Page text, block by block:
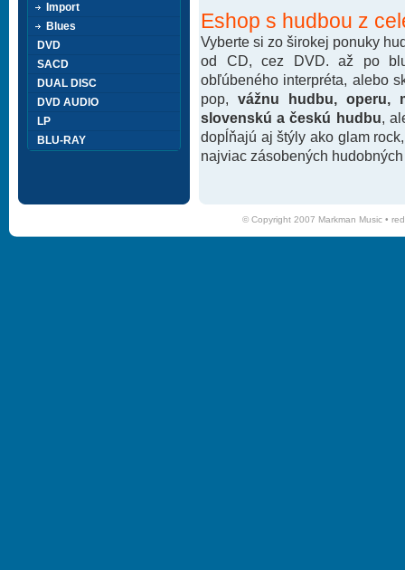
Eshop s hudbou z
Vyberte si zo širokej ponuky
od CD, cez DVD. až po
obľúbeného interpréta, alebo
pop, vážnu hudbu, operu,
slovenskú a českú hudbu ,
dopĺňajú aj štýly ako glam
najviac zásobených
Import
Blues
DVD
SACD
DUAL DISC
DVD AUDIO
LP
BLU-RAY
© Copyright 2007 Markman Music •